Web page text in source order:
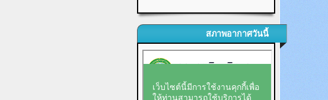
สภาพอากาศวันนี้